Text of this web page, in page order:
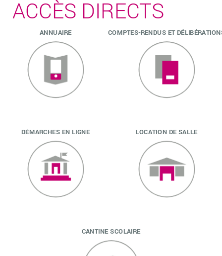
ACCÈS DIRECTS
ANNUAIRE COMPTES-RENDUS ET
DÉMARCHES EN LIGNE LOCATION DE SALLE
CANTINE SCOLAIRE